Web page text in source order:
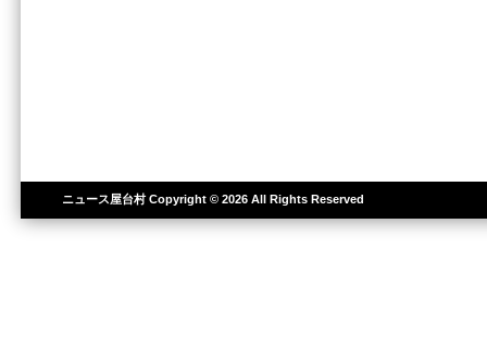
ニュース屋台村Copyright © 2026 All Rights Reserved